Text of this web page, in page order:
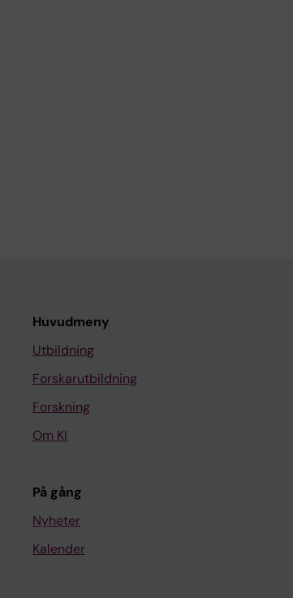
Huvudmeny
Utbildning
Forskarutbildning
Forskning
Om KI
På gång
Nyheter
Kalender